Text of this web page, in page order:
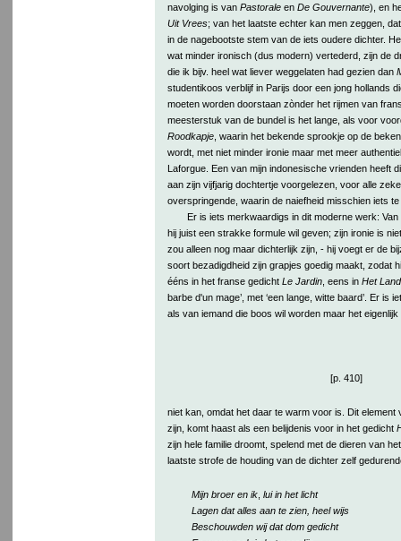
navolging is van Pastoraleen De Gouvernante), en
Uit Vrees; van het laatste echter kan men zeggen,
in de nagebootste stem van de iets oudere dichter.
wat minder ironisch (dus modern) vertederd, zijn de
die ik bijv. heel wat liever weggelaten had gezien dan
studentikoos verblijf in Parijs door een jong hollands
moeten worden doorstaan zònder het rijmen van
meesterstuk van de bundel is het lange, als voor
Roodkapje, waarin het bekende sprookje op de
wordt, met niet minder ironie maar met meer
Laforgue. Een van mijn indonesische vrienden heeft
aan zijn vijfjarig dochtertje voorgelezen, voor alle
overspringende, waarin de naiefheid misschien iets
Er is iets merkwaardigs in dit moderne werk:
hij juist een strakke formule wil geven; zijn ironie is
zou alleen nog maar dichterlijk zijn, - hij voegt er de
soort bezadigdheid zijn grapjes goedig maakt, zodat
ééns in het franse gedicht Le Jardin, eens in Het
barbe d'un mage’, met ‘een lange, witte baard’. Er is
als van iemand die boos wil worden maar het eigenlijk
[p. 410]
niet kan, omdat het daar te warm voor is. Dit element
zijn, komt haast als een belijdenis voor in het gedicht
zijn hele familie droomt, spelend met de dieren van
laatste strofe de houding van de dichter zelf
Mijn broer en ik lui in het licht
Lagen dat alles aan te zien, heel wijs
Beschouwden wij dat dom gedicht